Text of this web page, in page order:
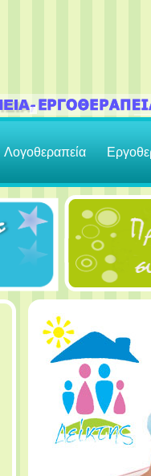
Λογοθεραπεία